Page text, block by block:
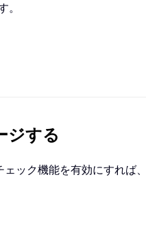
ジする
ック機能を有効にすれば